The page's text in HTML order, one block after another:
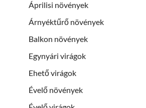
Áprilisi növények
Árnyéktűrő növények
Balkon növények
Egynyári virágok
Ehető virágok
Évelő növények